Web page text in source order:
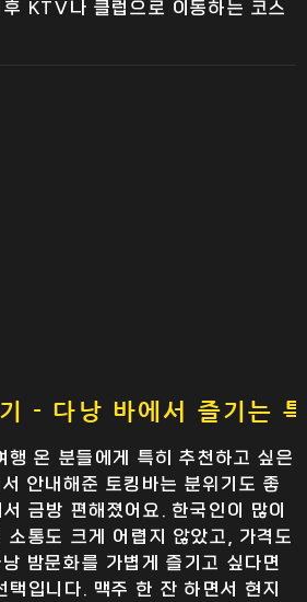
KTV나 클럽으로 이동하는 코스
- 다낭 바에서 즐기는
행 온 분들에게 특히 추천하고 싶은
안내해준 토킹바는 분위기도 좋
금방 편해졌어요. 한국인이 많이
소통도 크게 어렵지 않았고, 가격도
밤문화를 가볍게 즐기고 싶다면
입니다. 맥주 한 잔 하면서 현지